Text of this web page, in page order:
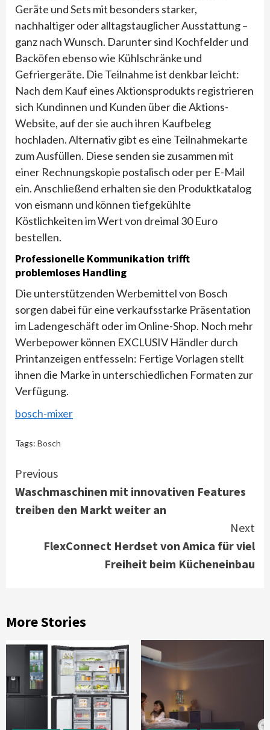
Geräte und Sets mit besonders starker,
nachhaltiger oder alltagstauglicher Ausstattung –
ganz nach Wunsch. Darunter sind Kochfelder und
Backöfen ebenso wie Kühlschränke und
Gefriergeräte. Die Teilnahme ist denkbar leicht:
Nach dem Kauf eines Aktionsprodukts registrieren
sich Kundinnen und Kunden über die Aktions-
Website, auf der sie auch ihren Kaufbeleg
hochladen. Alternativ gibt es eine Teilnahmekarte
zum Ausfüllen. Diese senden sie zusammen mit
einer Rechnungskopie postalisch oder per E-Mail
ein. Anschließend erhalten sie den Produktkatalog
von eismann und können tiefgekühlte
Köstlichkeiten im Wert von dreimal 30 Euro
bestellen.
Professionelle Kommunikation trifft
problemloses Handling
Die unterstützenden Werbemittel von Bosch
sorgen dabei für eine verkaufsstarke Präsentation
im Ladengeschäft oder im Online-Shop. Noch mehr
Werbepower können EXCLUSIV Händler durch
Printanzeigen entfesseln: Fertige Vorlagen stellt
ihnen die Marke in unterschiedlichen Formaten zur
Verfügung.
bosch-mixer
Tags: Bosch
Continue
Reading
Previous
Waschmaschinen mit innovativen Features
treiben den Markt weiter an
Next
FlexConnect Herdset von Amica für viel
Freiheit beim Kücheneinbau
More Stories